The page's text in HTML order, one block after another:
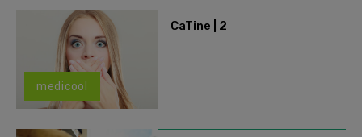
medicool
CaTine | 2